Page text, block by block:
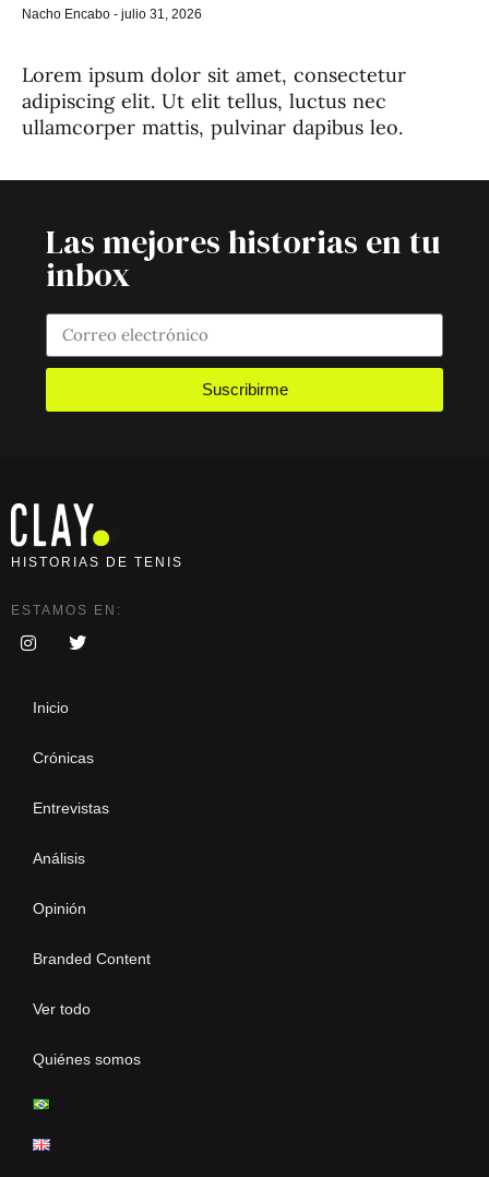
Nacho Encabo julio 31, 2026
Lorem ipsum dolor sit amet, consectetur
adipiscing elit. Ut elit tellus, luctus nec
ullamcorper mattis, pulvinar dapibus leo.
Las mejores historias en tu
inbox
Suscribirme
HISTORIAS DE TENIS
ESTAMOS EN:
Inicio
Crónicas
Entrevistas
Análisis
Opinión
Branded Content
Ver todo
Quiénes somos